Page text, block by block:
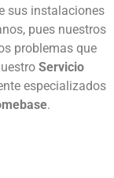
sus instalaciones
pues nuestros
problemas que
Servicio
especializados
.